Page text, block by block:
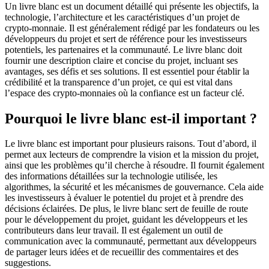
Un livre blanc est un document détaillé qui présente les objectifs, la
technologie, l’architecture et les caractéristiques d’un projet de
crypto-monnaie. Il est généralement rédigé par les fondateurs ou les
développeurs du projet et sert de référence pour les investisseurs
potentiels, les partenaires et la communauté. Le livre blanc doit
fournir une description claire et concise du projet, incluant ses
avantages, ses défis et ses solutions. Il est essentiel pour établir la
crédibilité et la transparence d’un projet, ce qui est vital dans
l’espace des crypto-monnaies où la confiance est un facteur clé.
Pourquoi le livre blanc est-il important ?
Le livre blanc est important pour plusieurs raisons. Tout d’abord, il
permet aux lecteurs de comprendre la vision et la mission du projet,
ainsi que les problèmes qu’il cherche à résoudre. Il fournit également
des informations détaillées sur la technologie utilisée, les
algorithmes, la sécurité et les mécanismes de gouvernance. Cela aide
les investisseurs à évaluer le potentiel du projet et à prendre des
décisions éclairées. De plus, le livre blanc sert de feuille de route
pour le développement du projet, guidant les développeurs et les
contributeurs dans leur travail. Il est également un outil de
communication avec la communauté, permettant aux développeurs
de partager leurs idées et de recueillir des commentaires et des
suggestions.